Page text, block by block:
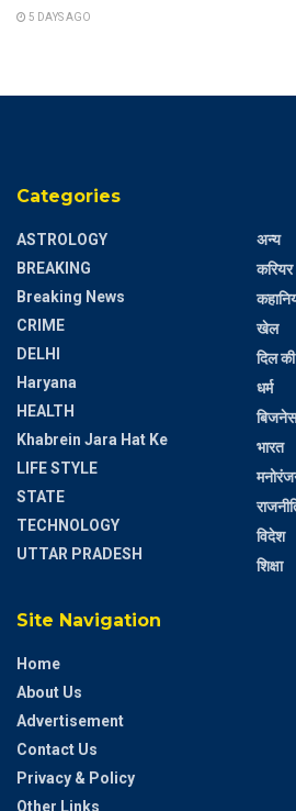
5 DAYS AGO
Categories
ASTROLOGY
BREAKING
Breaking News
CRIME
DELHI
Haryana
HEALTH
Khabrein Jara Hat Ke
LIFE STYLE
STATE
TECHNOLOGY
UTTAR PRADESH
अन्य
करियर
खेल
दिल
धर्म
बिजनेस
भारत
विदेश
शिक्षा
Site Navigation
Home
About Us
Advertisement
Contact Us
Privacy & Policy
Other Links